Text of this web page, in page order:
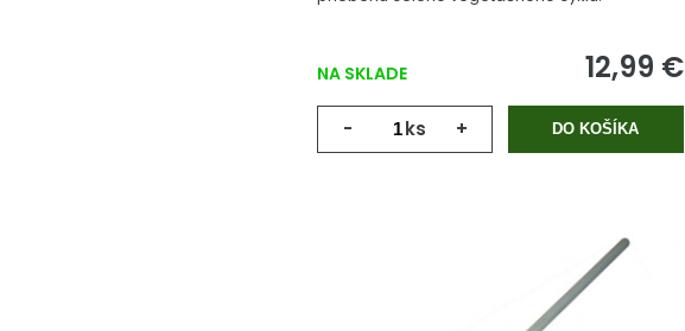
NA SKLADE 12,99 €
- ks + DO KOŠÍKA